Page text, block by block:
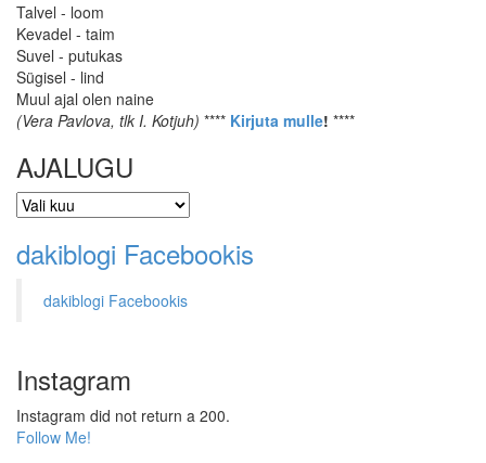
Talvel - loom
Kevadel - taim
Suvel - putukas
Sügisel - lind
Muul ajal olen naine
(Vera Pavlova, tlk I. Kotjuh) **** Kirjuta mulle! ****
AJALUGU
AJALUGU
dakiblogi Facebookis
dakiblogi Facebookis
Instagram
Instagram did not return a 200.
Follow Me!